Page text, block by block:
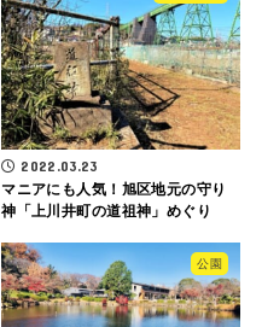
2022.03.23
マニアにも人気！旭区地元の守り
神「上川井町の道祖神」めぐり
公園